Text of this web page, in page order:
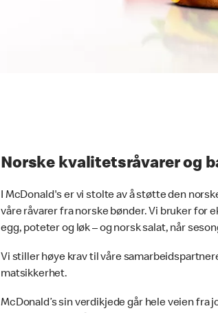
Norske kvalitetsråvarer og
I McDonald's er vi stolte av å støtte den
våre råvarer fra norske bønder. Vi bruker for
egg, poteter og løk – og norsk salat, når
Vi stiller høye krav til våre
matsikkerhet.
McDonald’s sin verdikjede går hele veien fra